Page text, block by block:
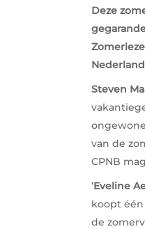
Deze
Steven
van de
CPNB
’Eveline
koopt één
de